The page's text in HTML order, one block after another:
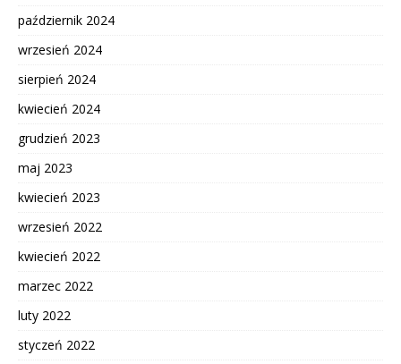
październik 2024
wrzesień 2024
sierpień 2024
kwiecień 2024
grudzień 2023
maj 2023
kwiecień 2023
wrzesień 2022
kwiecień 2022
marzec 2022
luty 2022
styczeń 2022